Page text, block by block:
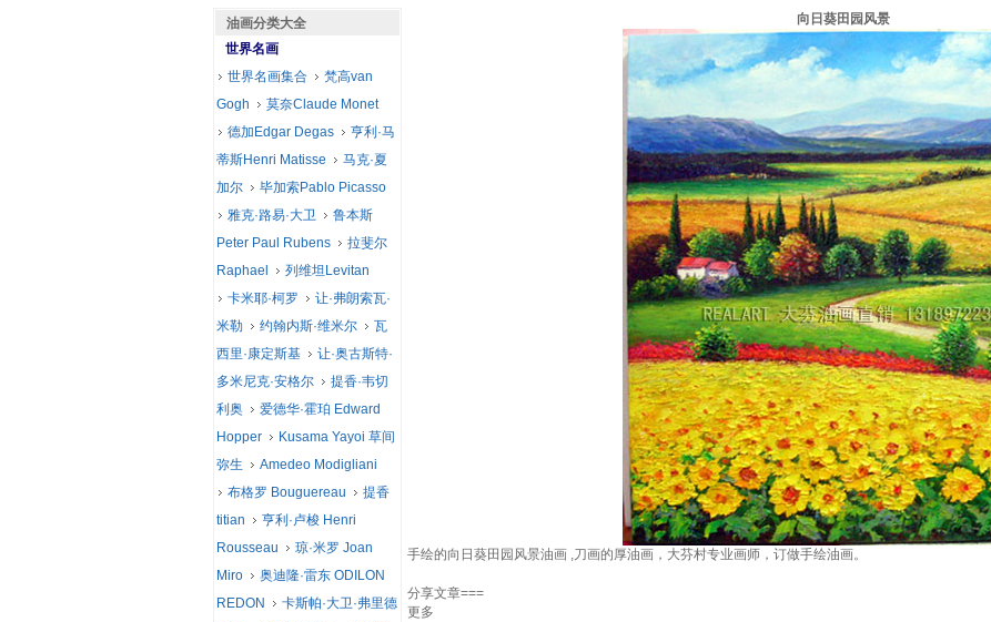
向日葵田园风景
手绘的向日葵田园风景油画 ,刀画的厚油画，大芬村专业画师，订做手绘油画。
分享文章===
更多
油画分类大全
世界名画
世界名画集合
梵高van
Gogh
莫奈Claude Monet
德加Edgar Degas
亨利·马
蒂斯Henri Matisse
马克·夏
加尔
毕加索Pablo Picasso
雅克·路易·大卫
鲁本斯
Peter Paul Rubens
拉斐尔
Raphael
列维坦Levitan
卡米耶·柯罗
让·弗朗索瓦·
米勒
约翰内斯·维米尔
瓦
西里·康定斯基
让·奥古斯特·
多米尼克·安格尔
提香·韦切
利奥
爱德华·霍珀 Edward
Hopper
Kusama Yayoi 草间
弥生
Amedeo Modigliani
布格罗 Bouguereau
提香
titian
亨利·卢梭 Henri
Rousseau
琼·米罗 Joan
Miro
奥迪隆·雷东 ODILON
REDON
卡斯帕·大卫·弗里德